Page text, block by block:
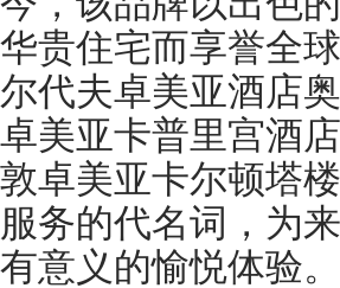
华贵住宅而享誉全
尔代夫卓美亚酒店
卓美亚卡普里宫酒
敦卓美亚卡尔顿塔
服务的代名词，为
有意义的愉悦体验。